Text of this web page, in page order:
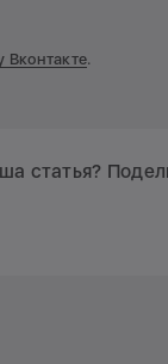
Вконтакте.
статья?